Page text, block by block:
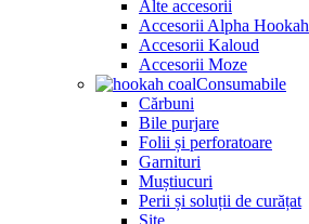
Alte accesorii
Accesorii Alpha Hookah
Accesorii Kaloud
Accesorii Moze
Consumabile
Cărbuni
Bile purjare
Folii și perforatoare
Garnituri
Muștiucuri
Perii și soluții de curățat
Site